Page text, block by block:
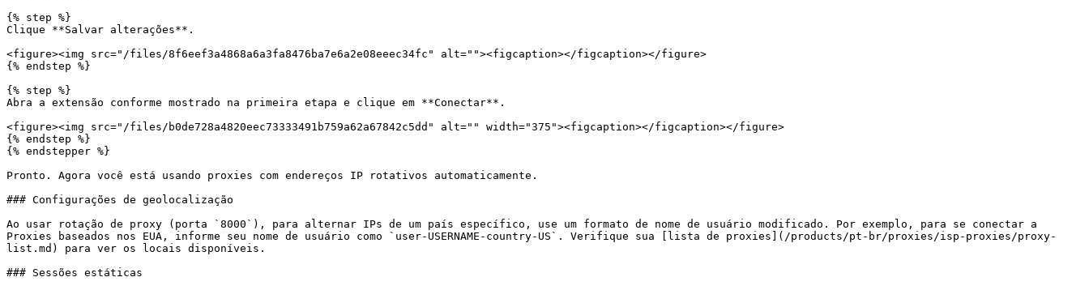
{% step %}
Clique **Salvar alterações**.
<figure><img src="/files/8f6eef3a4868a6a3fa8476ba7e6a2e08eeec34fc" alt=""><figcaption></figcaption></figure>
{% endstep %}
{% step %}
Abra a extensão conforme mostrado na primeira etapa e clique em **Conectar**.
<figure><img src="/files/b0de728a4820eec73333491b759a62a67842c5dd" alt="" width="375"><figcaption></figcaption></figure>
{% endstep %}
{% endstepper %}
Pronto. Agora você está usando proxies com endereços IP rotativos automaticamente.
### Configurações de geolocalização
Ao usar rotação de proxy (porta `8000`), para alternar IPs de um país específico, use um formato de nome de usuário modificado. Por exemplo, para se conectar a
Proxies baseados nos EUA, informe seu nome de usuário como `user-USERNAME-country-US`. Verifique sua [lista de proxies](/products/pt-br/proxies/isp-proxies/proxy-
list.md) para ver os locais disponíveis.
### Sessões estáticas